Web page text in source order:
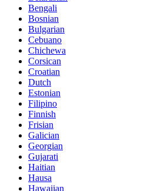
Bengali
Bosnian
Bulgarian
Cebuano
Chichewa
Corsican
Croatian
Dutch
Estonian
Filipino
Finnish
Frisian
Galician
Georgian
Gujarati
Haitian
Hausa
Hawaiian